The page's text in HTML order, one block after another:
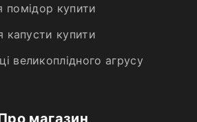
помідор купити
капусти купити
великоплідного агрусу
магазин